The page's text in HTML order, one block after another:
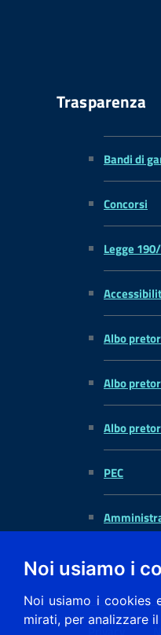
Noi usiamo i
Noi usiamo i cookies
mirati, per analizzare
Trasparenza
Bandi di
Concorsi
Legge
Albo
Albo
Albo
PEC
Privacy